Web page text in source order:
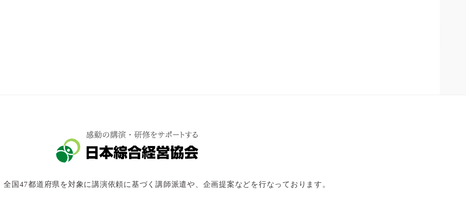
全国47都道府県を対象に講演依頼に基づく講師派遣や、企画提案などを行なっております。